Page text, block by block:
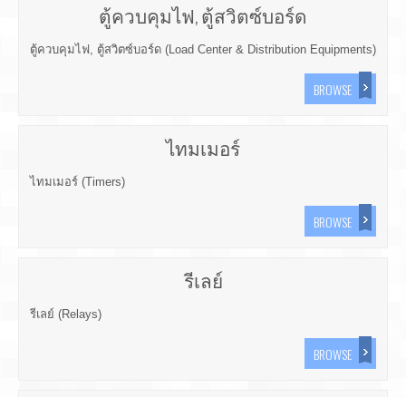
ตู้ควบคุมไฟ, ตู้สวิตซ์บอร์ด
ตู้ควบคุมไฟ, ตู้สวิตซ์บอร์ด (Load Center & Distribution Equipments)
BROWSE
ไทมเมอร์
ไทมเมอร์ (Timers)
BROWSE
รีเลย์
รีเลย์ (Relays)
BROWSE